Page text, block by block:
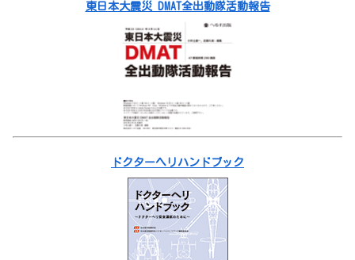
東日本大震災 DMAT全出動隊活動報告
ドクターヘリハンドブック